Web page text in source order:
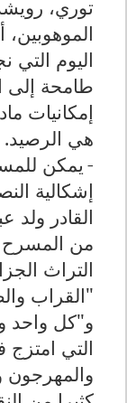
توري،
اليوم
طامحة إلى
إمكانيات
هي الرصيد.
- يمكن
إشكالية
القادر ولد
من المسرح
التراث
"القراب
و"كل واحد
التي امتزج
والمهرجون